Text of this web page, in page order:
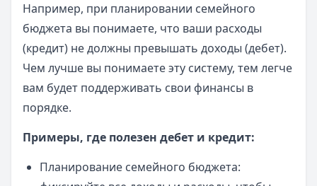
Например, при планировании семейного
бюджета вы понимаете, что ваши расходы
(кредит) не должны превышать доходы (дебет).
Чем лучше вы понимаете эту систему, тем легче
вам будет поддерживать свои финансы в
порядке.
Примеры, где полезен дебет и кредит:
Планирование семейного бюджета: